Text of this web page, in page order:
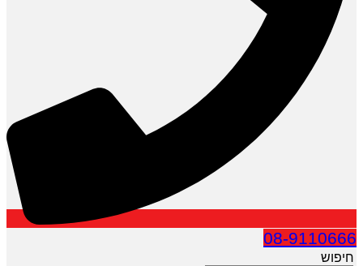
08-9110666
חיפוש